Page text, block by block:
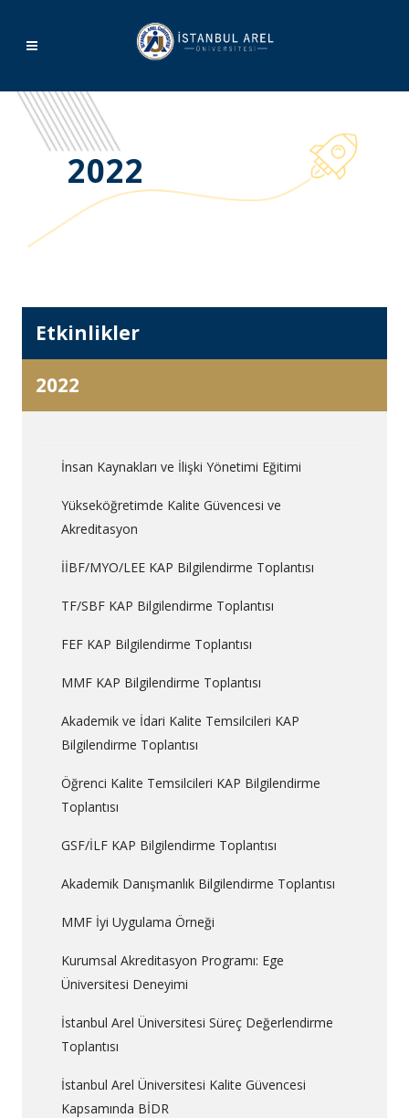
2022
Etkinlikler
2022
İnsan Kaynakları ve İlişki Yönetimi Eğitimi
Yükseköğretimde Kalite Güvencesi ve
Akreditasyon
İİBF/MYO/LEE KAP Bilgilendirme Toplantısı
TF/SBF KAP Bilgilendirme Toplantısı
FEF KAP Bilgilendirme Toplantısı
MMF KAP Bilgilendirme Toplantısı
Akademik ve İdari Kalite Temsilcileri KAP
Bilgilendirme Toplantısı
Öğrenci Kalite Temsilcileri KAP Bilgilendirme
Toplantısı
GSF/İLF KAP Bilgilendirme Toplantısı
Akademik Danışmanlık Bilgilendirme Toplantısı
MMF İyi Uygulama Örneği
Kurumsal Akreditasyon Programı: Ege
Üniversitesi Deneyimi
İstanbul Arel Üniversitesi Süreç Değerlendirme
Toplantısı
İstanbul Arel Üniversitesi Kalite Güvencesi
Kapsamında BİDR